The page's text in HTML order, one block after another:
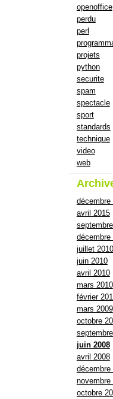
openoffice
perdu
perl
projets
python
securite
spam
spectacle
sport
standards
technique
video
web
décembre
avril 2015
décembre
juillet 2010
juin 2010
avril 2010
mars 2010
février
mars 2009
octobre
juin 2008
avril 2008
décembre
novembre
octobre